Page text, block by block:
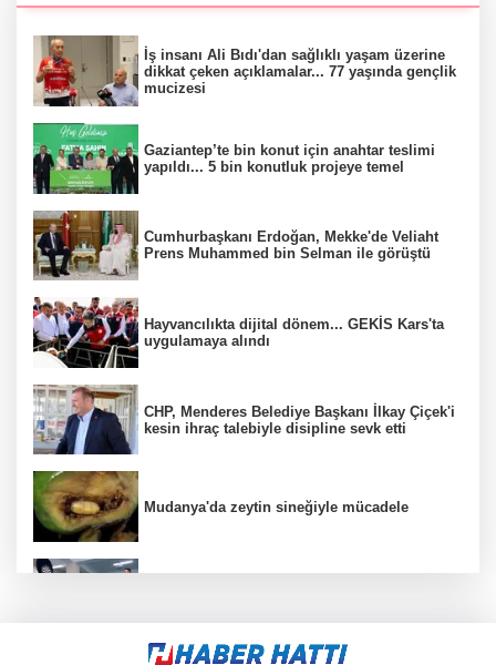
İş insanı Ali Bıdı'dan sağlıklı yaşam üzerine
dikkat çeken açıklamalar... 77 yaşında gençlik
mucizesi
Gaziantep’te bin konut için anahtar teslimi
yapıldı... 5 bin konutluk projeye temel
Cumhurbaşkanı Erdoğan, Mekke'de Veliaht
Prens Muhammed bin Selman ile görüştü
Hayvancılıkta dijital dönem... GEKİS Kars'ta
uygulamaya alındı
CHP, Menderes Belediye Başkanı İlkay Çiçek'i
kesin ihraç talebiyle disipline sevk etti
Mudanya'da zeytin sineğiyle mücadele